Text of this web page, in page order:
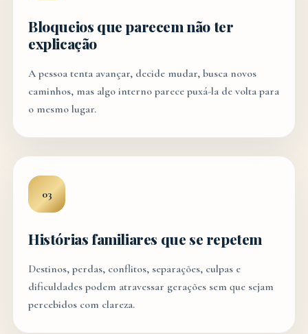
Bloqueios que parecem não ter
explicação
A pessoa tenta avançar, decide mudar, busca novos
caminhos, mas algo interno parece puxá-la de volta para
o mesmo lugar.
03
Histórias familiares que se repetem
Destinos, perdas, conflitos, separações, culpas e
dificuldades podem atravessar gerações sem que sejam
percebidos com clareza.